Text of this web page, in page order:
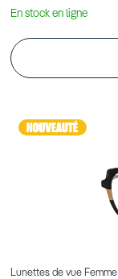
En stock en ligne
Lunettes de vue Femme